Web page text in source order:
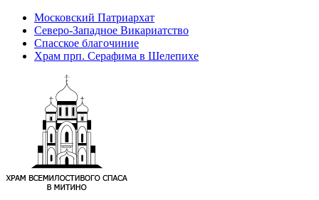
Московский Патриархат
Северо-Западное Викариатство
Спасское благочиние
Храм прп. Серафима в Шелепихе